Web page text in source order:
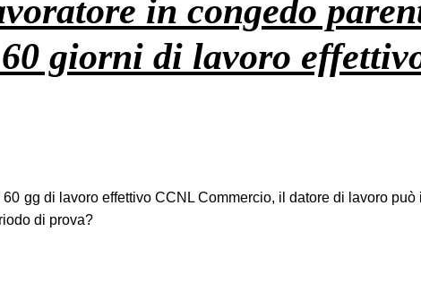
in congedo
giorni di lavoro
gg di lavoro effettivo CCNL Commercio, il datore di lavoro
di prova?